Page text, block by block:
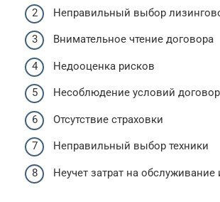
Неправильный выбор
Внимательное чтение договора
Недооценка рисков
Несоблюдение условий
Отсутствие страховки
Неправильный выбор техники
Неучет затрат на обслуживание